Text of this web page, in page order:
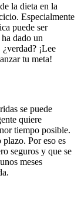
la dieta en la
Especialmente
puede ser
dado un
¡Lee
tu meta!
se puede
quiere
tiempo posible.
Por eso es
seguros y que se
meses